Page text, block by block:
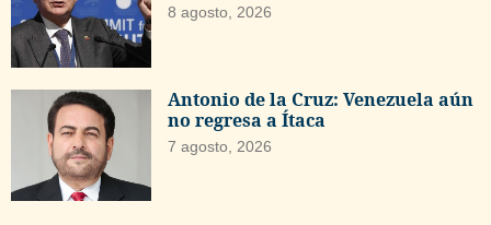
8 agosto, 2026
Antonio de la Cruz: Venezuela aún
no regresa a Ítaca
7 agosto, 2026